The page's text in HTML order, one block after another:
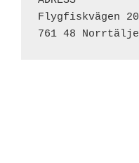
Flygfiskvägen 20
761 48 Norrtälje